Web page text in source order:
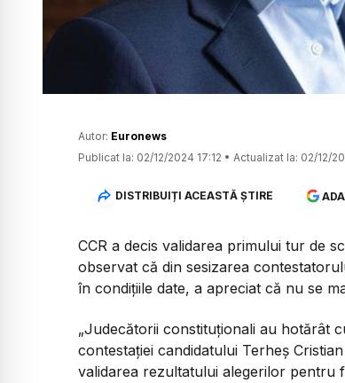
Autor: Euronews
Publicat la: 02/12/2024 17:12 • Actualizat la: 02/12/
DISTRIBUIȚI ACEASTĂ ȘTIRE
CCR a decis validarea primului tur de
observat că din sesizarea
în condițiile date, a apreciat că nu se
„Judecătorii constituționali au hotărât
contestației candidatului Terheș
validarea rezultatului alegerilor pentru